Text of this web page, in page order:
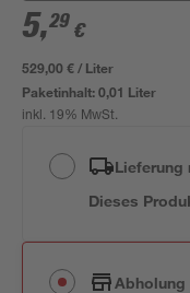
5,29 €
529,00 € / Liter
Paketinhalt:0,01 Liter
inkl. 19% MwSt.
Lieferung
Dieses